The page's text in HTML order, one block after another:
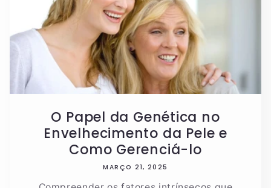
O Papel da Genética no
Envelhecimento da Pele e
Como Gerenciá-lo
MARÇO 21, 2025